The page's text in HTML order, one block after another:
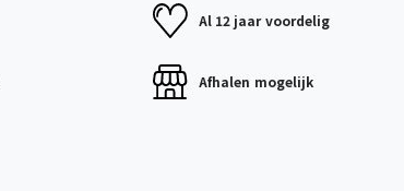
Al 12 jaar voordelig
Afhalen mogelijk